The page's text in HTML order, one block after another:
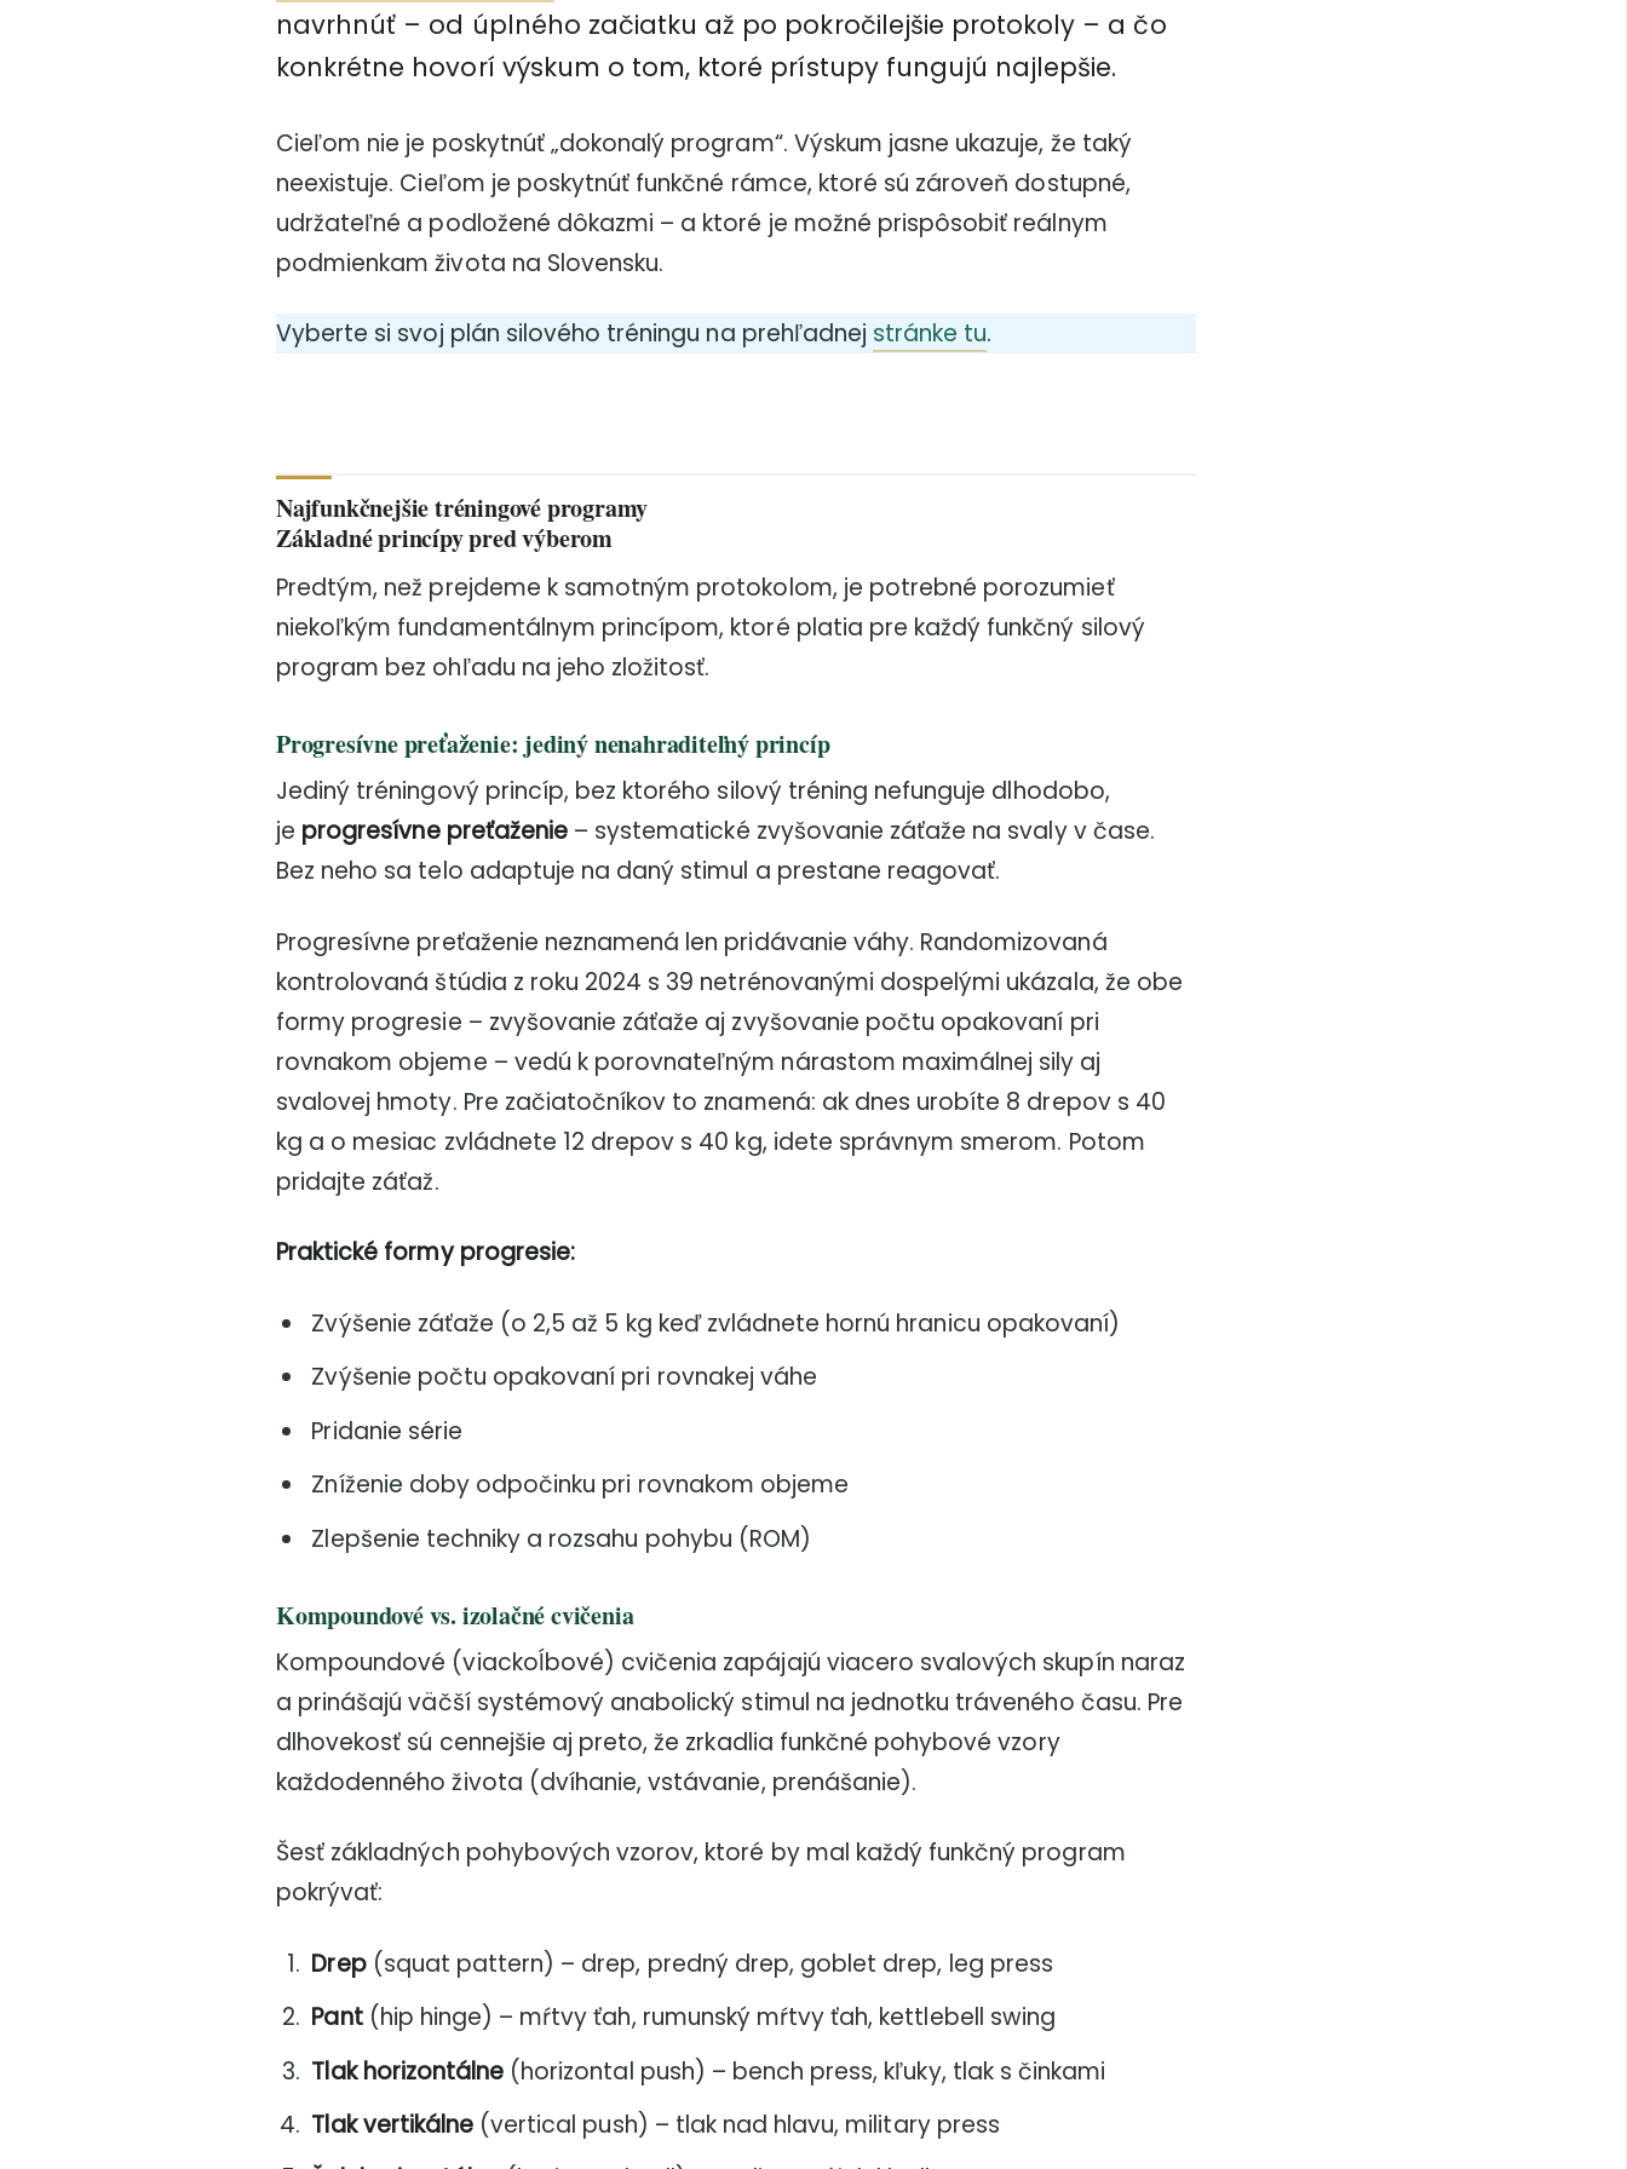
navrhnúť – od úplného začiatku až po pokročilejšie protokoly – a čo
konkrétne hovorí výskum o tom, ktoré prístupy fungujú najlepšie.
Cieľom nie je poskytnúť „dokonalý program“. Výskum jasne ukazuje, že taký
neexistuje. Cieľom je poskytnúť funkčné rámce, ktoré sú zároveň dostupné,
udržateľné a podložené dôkazmi – a ktoré je možné prispôsobiť reálnym
podmienkam života na Slovensku.
Vyberte si svoj plán silového tréningu na prehľadnej stránke tu.
Najfunkčnejšie tréningové programy
Základné princípy pred výberom
Predtým, než prejdeme k samotným protokolom, je potrebné porozumieť
niekoľkým fundamentálnym princípom, ktoré platia pre každý funkčný silový
program bez ohľadu na jeho zložitosť.
Progresívne preťaženie: jediný nenahraditeľný princíp
Jediný tréningový princíp, bez ktorého silový tréning nefunguje dlhodobo,
je progresívne preťaženie– systematické zvyšovanie záťaže na svaly v čase.
Bez neho sa telo adaptuje na daný stimul a prestane reagovať.
Progresívne preťaženie neznamená len pridávanie váhy. Randomizovaná
kontrolovaná štúdia z roku 2024 s 39 netrénovanými dospelými ukázala, že obe
formy progresie – zvyšovanie záťaže aj zvyšovanie počtu opakovaní pri
rovnakom objeme – vedú k porovnateľným nárastom maximálnej sily aj
svalovej hmoty. Pre začiatočníkov to znamená: ak dnes urobíte 8 drepov s 40
kg a o mesiac zvládnete 12 drepov s 40 kg, idete správnym smerom. Potom
pridajte záťaž.
Praktické formy progresie:
Zvýšenie záťaže (o 2,5 až 5 kg keď zvládnete hornú hranicu opakovaní)
Zvýšenie počtu opakovaní pri rovnakej váhe
Pridanie série
Zníženie doby odpočinku pri rovnakom objeme
Zlepšenie techniky a rozsahu pohybu (ROM)
Kompoundové vs. izolačné cvičenia
Kompoundové (viackoĺbové) cvičenia zapájajú viacero svalových skupín naraz
a prinášajú väčší systémový anabolický stimul na jednotku tráveného času. Pre
dlhovekosť sú cennejšie aj preto, že zrkadlia funkčné pohybové vzory
každodenného života (dvíhanie, vstávanie, prenášanie).
Šesť základných pohybových vzorov, ktoré by mal každý funkčný program
pokrývať:
Drep(squat pattern) – drep, predný drep, goblet drep, leg press
Pant(hip hinge) – mŕtvy ťah, rumunský mŕtvy ťah, kettlebell swing
Tlak horizontálne (horizontal push) – bench press, kľuky, tlak s činkami
Tlak vertikálne (vertical push) – tlak nad hlavu, military press